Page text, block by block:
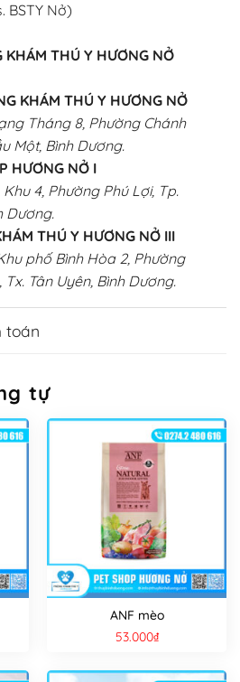
BSTY Nở)
KHÁM THÚ Y HƯƠNG NỞ
KHÁM THÚ Y HƯƠNG NỞ
Tháng 8, Phường Chánh
Một, Bình Dương.
HƯƠNG NỞ I
Khu 4, Phường Phú Lợi, Tp.
Dương.
THÚ Y HƯƠNG NỞ III
phố Bình Hòa 2, Phường
Tx. Tân Uyên, Bình Dương.
toán
tự
ANF mèo
53.000₫